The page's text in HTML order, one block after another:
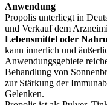
Anwendung
Propolis unterliegt in
und Verkauf dem
Lebensmittel oder
kann innerlich und
Anwendungsgebiete
Behandlung von
zur Stärkung der
Gelenken.